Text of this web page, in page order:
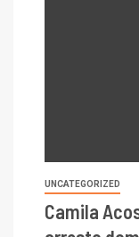
UNCATEGORIZED
Camila